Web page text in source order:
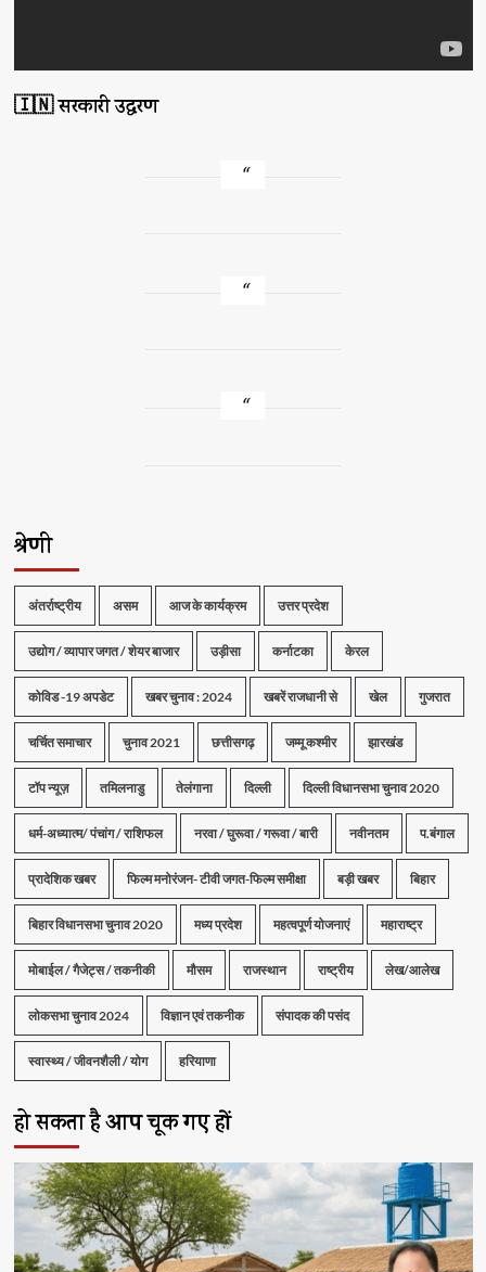
🇮🇳 सरकारी उद्धरण
श्रेणी
अंतर्राष्ट्रीय असम आज के कार्यक्रम उत्तर प्रदेश
उद्योग / व्यापार जगत / शेयर बाजार उड़ीसा कर्नाटका केरल
कोविड -19 अपडेट खबर चुनाव : 2024 खबरें राजधानी से खेल गुजरात
चर्चित समाचार चुनाव 2021 छत्तीसगढ़ जम्मू कश्मीर झारखंड
टॉप न्यूज़ तमिलनाडु तेलंगाना दिल्ली दिल्ली विधानसभा चुनाव 2020
धर्म-अध्यात्म/ पंचांग / राशिफल नरवा / घुरूवा / गरूवा / बारी नवीनतम प.बंगाल
प्रादेशिक खबर फिल्म मनोरंजन- टीवी जगत-फिल्म समीक्षा बड़ी खबर बिहार
बिहार विधानसभा चुनाव 2020 मध्य प्रदेश महत्वपूर्ण योजनाएं महाराष्ट्र
मोबाईल / गैजेट्स / तकनीकी मौसम राजस्थान राष्ट्रीय लेख/आलेख
लोकसभा चुनाव 2024 विज्ञान एवं तकनीक संपादक की पसंद
स्वास्थ्य / जीवनशैली / योग हरियाणा
हो सकता है आप चूक गए हों